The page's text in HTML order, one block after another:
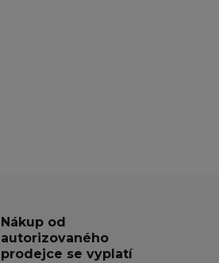
Nákup od
autorizovaného
prodejce se vyplatí